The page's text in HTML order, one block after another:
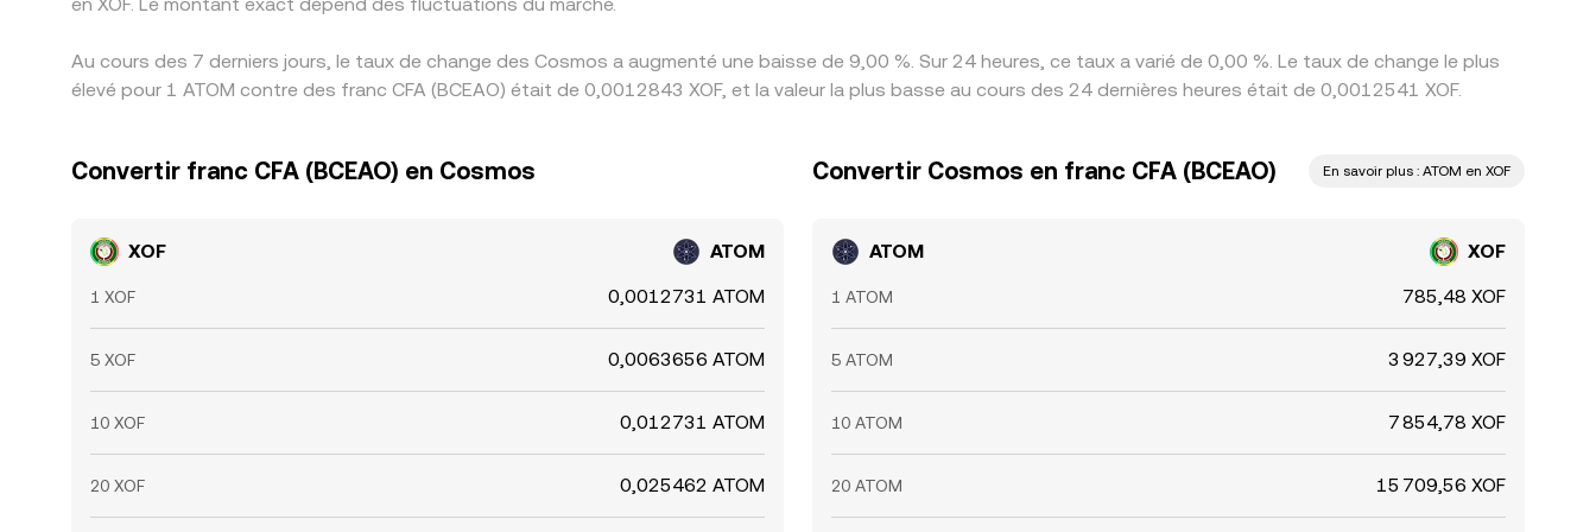
Au cours des 7 derniers jours, le taux de change des Cosmos a augmenté une baisse de 9,00 %. Sur 24 heures, ce taux a varié de 0,00 %. Le taux de change le plus
élevé pour 1 ATOM contre des franc CFA (BCEAO) était de 0,0012843 XOF, et la valeur la plus basse au cours des 24 dernières heures était de 0,0012541 XOF.
Convertir franc CFA (BCEAO) en Cosmos
XOF ATOM
1 XOF 0,0012731 ATOM
5 XOF 0,0063656 ATOM
10 XOF 0,012731 ATOM
20 XOF 0,025462 ATOM
Convertir Cosmos en franc CFA (BCEAO) En savoir plus : ATOM en XOF
ATOM XOF
1 ATOM 785,48 XOF
5 ATOM 3 927,39 XOF
10 ATOM 7 854,78 XOF
20 ATOM 15 709,56 XOF